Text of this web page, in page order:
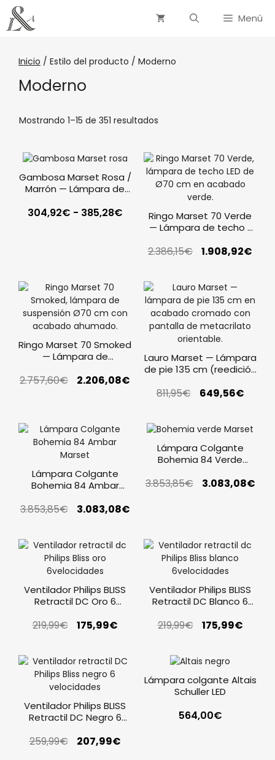
Menú
Inicio / Estilo del producto / Moderno
Moderno
Mostrando 1–15 de 351 resultados
Gambosa Marset Rosa /
Marrón — Lámpara de
304,92€ - 385,28€
Ringo Marset 70 Verde
— Lámpara de techo /
2.386,15€ 1.908,92€
Ringo Marset 70 Smoked
— Lámpara de
2.757,60€ 2.206,08€
Lauro Marset — Lámpara
de pie 135 cm (reedición
811,95€ 649,56€
Lámpara Colgante
Bohemia 84 Ambar
3.853,85€ 3.083,08€
Lámpara Colgante
Bohemia 84 Verde
3.853,85€ 3.083,08€
Ventilador Philips BLISS
Retractil DC Oro 6
219,99€ 175,99€
Ventilador Philips BLISS
Retractil DC Blanco 6
219,99€ 175,99€
Ventilador Philips BLISS
Retractil DC Negro 6
259,99€ 207,99€
Lámpara colgante Altais
Schuller LED
564,00€